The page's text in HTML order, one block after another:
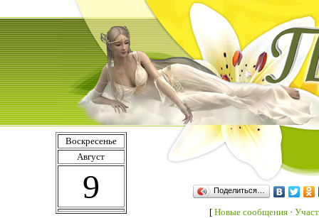
Воскресенье
Август
9 Поделиться…
[ Новые сообщения ·